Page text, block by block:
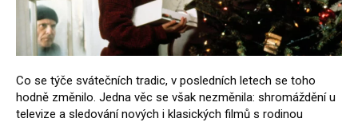
Co se týče svátečních tradic, v posledních letech se toho
hodně změnilo. Jedna věc se však nezměnila: shromáždění u
televize a sledování nových i klasických filmů s rodinou